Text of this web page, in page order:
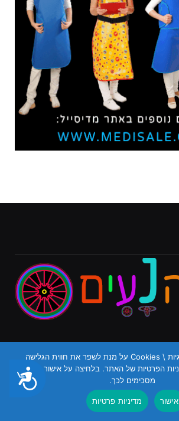
נגישות
אנו משתמשים בעוגיות \ Cookies על מנת לשפר את חווית הגלישה
הפרטיות של האתר. בלחיצה על אישור הנכם
מסכימים לכך.
אישור מדיניות פרטיות